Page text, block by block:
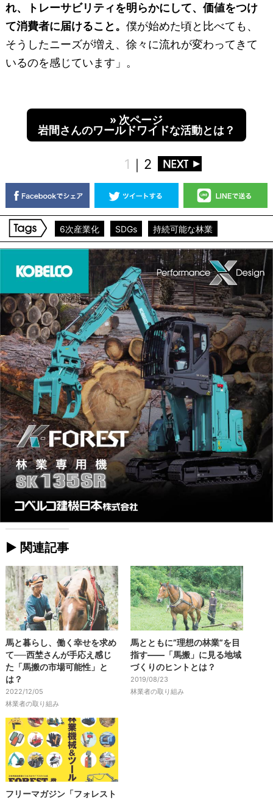
れ、トレーサビリティを明らかにして、価値をつけ
て消費者に届けること。 僕が始めた頃と比べても、
そうしたニーズが増え、徐々に流れが変わってきて
いるのを感じています」。
» 次ページ
岩間さんのワールドワイドな活動とは？
1 ｜ 2
6次産業化 SDGs 持続可能な林業
► 関連記事
馬と暮らし、働く幸せを求め
て──西埜さんが手応え感じ
た「馬搬の市場可能性」と
は？
2022/12/05
林業者の取り組み
馬とともに”理想の林業”を目
指す――「馬搬」に見る地域
づくりのヒントとは？
2019/08/23
林業者の取り組み
フリーマガジン「フォレスト